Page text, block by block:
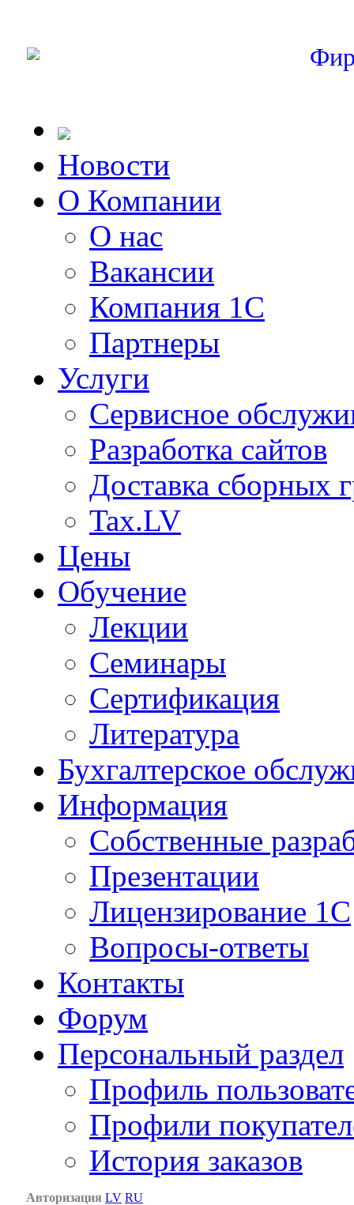
Новости
О Компании
О нас
Вакансии
Компания 1С
Партнеры
Услуги
Сервисное
Разработка сайтов
Доставка сборных
Tax.LV
Цены
Обучение
Лекции
Семинары
Сертификация
Литература
Бухгалтерское
Информация
Собственные
Презентации
Лицензирование 1С
Вопросы-ответы
Контакты
Форум
Персональный раздел
Профиль
Профили
История заказов
Авторизация LV RU